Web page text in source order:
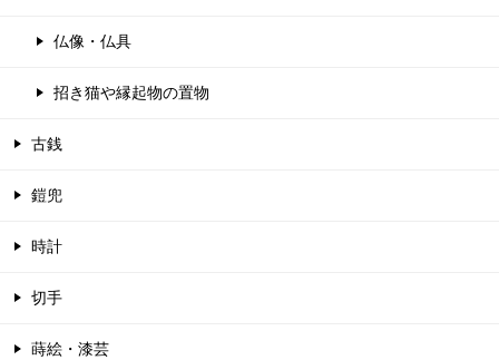
仏像・仏具
招き猫や縁起物の置物
古銭
鎧兜
時計
切手
蒔絵・漆芸